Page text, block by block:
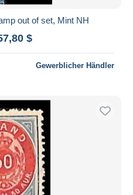
out of set, Mint NH
$
Gewerblicher Händler